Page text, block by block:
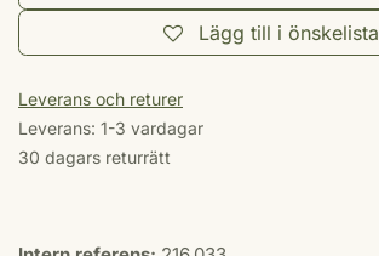
Lägg till i önskelista
Leverans och returer
Leverans: 1-3 vardagar
30 dagars returrätt